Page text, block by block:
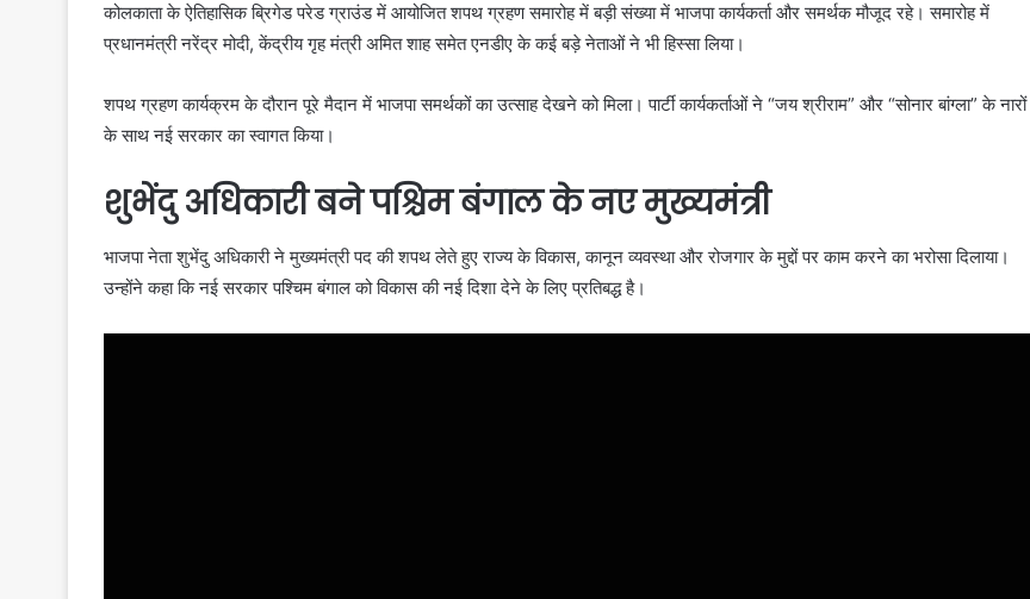
कोलकाता के ऐतिहासिक ब्रिगेड परेड ग्राउंड में आयोजित शपथ ग्रहण समारोह में बड़ी संख्या में भाजपा कार्यकर्ता और समर्थक मौजूद रहे। समारोह में
प्रधानमंत्री नरेंद्र मोदी, केंद्रीय गृह मंत्री अमित शाह समेत एनडीए के कई बड़े नेताओं ने भी हिस्सा लिया।
शपथ ग्रहण कार्यक्रम के दौरान पूरे मैदान में भाजपा समर्थकों का उत्साह देखने को मिला। पार्टी कार्यकर्ताओं ने “जय श्रीराम” और “सोनार बांग्ला” के नारों
के साथ नई सरकार का स्वागत किया।
शुभेंदु अधिकारी बने पश्चिम बंगाल के नए मुख्यमंत्री
भाजपा नेता शुभेंदु अधिकारी ने मुख्यमंत्री पद की शपथ लेते हुए राज्य के विकास, कानून व्यवस्था और रोजगार के मुद्दों पर काम करने का भरोसा दिलाया।
उन्होंने कहा कि नई सरकार पश्चिम बंगाल को विकास की नई दिशा देने के लिए प्रतिबद्ध है।